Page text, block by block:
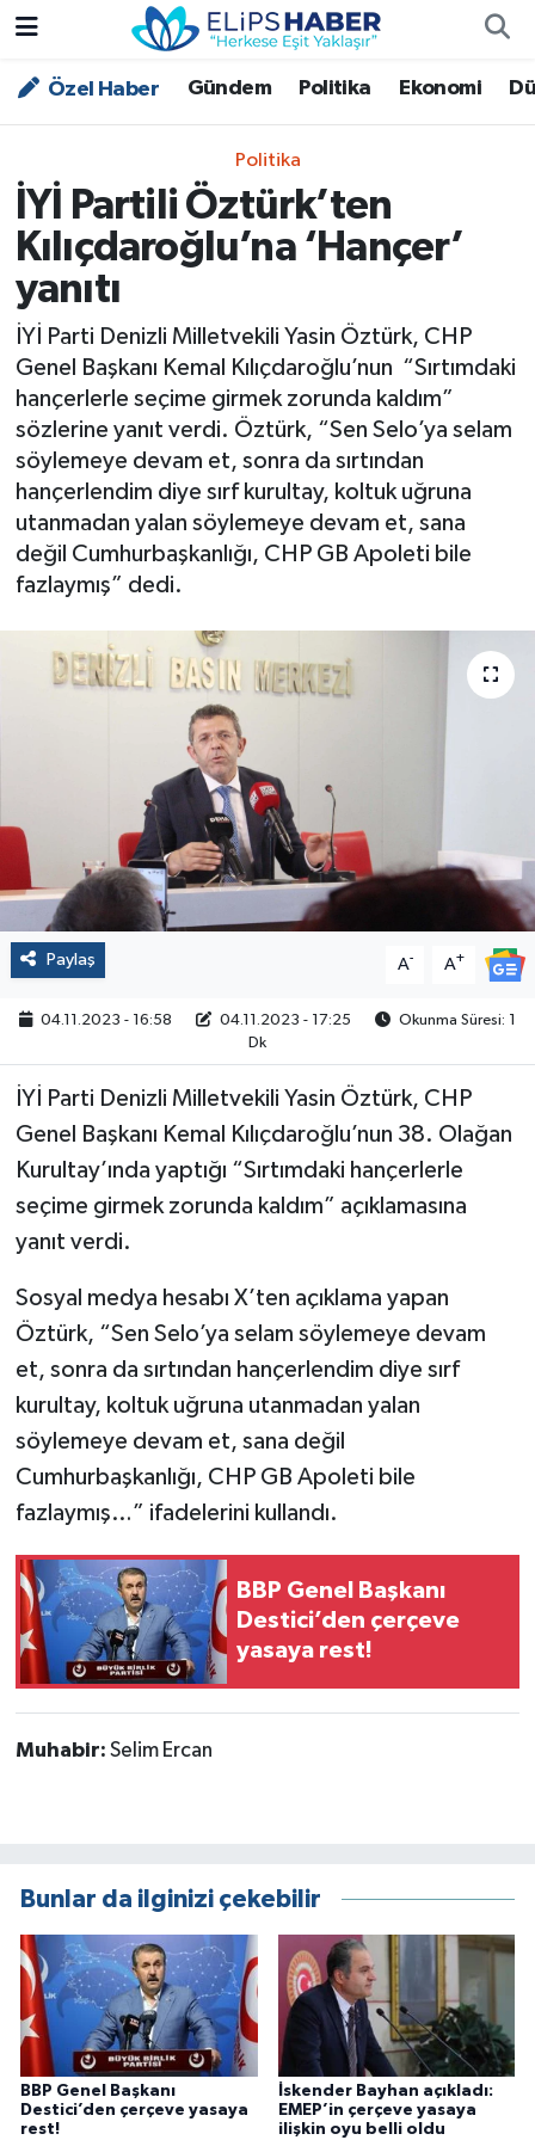
Özel Haber Gündem Politika Ekonomi
Politika
İYİ Partili Öztürk’ten
Kılıçdaroğlu’na ‘Hançer’
yanıtı
İYİ Parti Denizli Milletvekili Yasin Öztürk, CHP
Genel Başkanı Kemal Kılıçdaroğlu’nun “Sırtımdaki
hançerlerle seçime girmek zorunda kaldım”
sözlerine yanıt verdi. Öztürk, “Sen Selo’ya selam
söylemeye devam et, sonra da sırtından
hançerlendim diye sırf kurultay, koltuk uğruna
utanmadan yalan söylemeye devam et, sana
değil Cumhurbaşkanlığı, CHP GB Apoleti bile
fazlaymış” dedi.
Paylaş A- A+
04.11.2023 - 16:58 04.11.2023 - 17:25
Okunma Süresi: 1
Dk
İYİ Parti Denizli Milletvekili Yasin Öztürk, CHP
Genel Başkanı Kemal Kılıçdaroğlu’nun 38. Olağan
Kurultay’ında yaptığı “Sırtımdaki hançerlerle
seçime girmek zorunda kaldım” açıklamasına
yanıt verdi.
Sosyal medya hesabı X’ten açıklama yapan
Öztürk, “Sen Selo’ya selam söylemeye devam
et, sonra da sırtından hançerlendim diye sırf
kurultay, koltuk uğruna utanmadan yalan
söylemeye devam et, sana değil
Cumhurbaşkanlığı, CHP GB Apoleti bile
fazlaymış…” ifadelerini kullandı.
BBP Genel Başkanı
Destici’den çerçeve
yasaya rest!
Muhabir: Selim Ercan
Bunlar da ilginizi çekebilir
BBP Genel Başkanı
Destici’den çerçeve yasaya
rest!
İskender Bayhan açıkladı:
EMEP’in çerçeve yasaya
ilişkin oyu belli oldu
Özel Haber
Asayiş
Bilim - Teknoloji
Çevre - İklim
Dünya
Kültür - Sanat
Magazin
Politika
Çalışma Hayatı
Kadın
Yurt
Nöbetçi Eczaneler
Trafik Durumu
Süper Lig Puan Durumu ve Fikstür
Tüm Manşetler
Son Dakika Haberleri